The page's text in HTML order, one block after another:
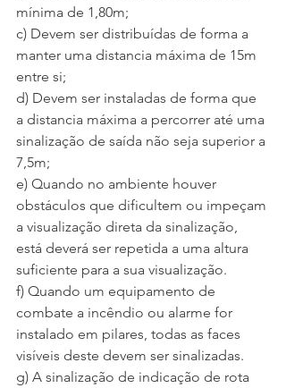
mínima de 1,80m;
c) Devem ser distribuídas de forma a
manter uma distancia máxima de 15m
entre si;
d) Devem ser instaladas de forma que
a distancia máxima a percorrer até uma
sinalização de saída não seja superior a
7,5m;
e) Quando no ambiente houver
obstáculos que dificultem ou impeçam
a visualização direta da sinalização,
está deverá ser repetida a uma altura
suficiente para a sua visualização.
f) Quando um equipamento de
combate a incêndio ou alarme for
instalado em pilares, todas as faces
visíveis deste devem ser sinalizadas.
g) A sinalização de indicação de rota